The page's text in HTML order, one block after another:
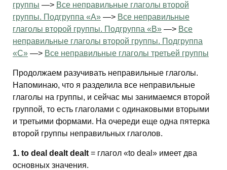
группы —> Все неправильные глаголы второй
группы. Подгруппа «А» —> Все неправильные
глаголы второй группы. Подгруппа «В» —> Все
неправильные глаголы второй группы. Подгруппа
«С» —> Все неправильные глаголы третьей группы
Продолжаем разучивать неправильные глаголы.
Напоминаю, что я разделила все неправильные
глаголы на группы, и сейчас мы занимаемся второй
группой, то есть глаголами с одинаковыми вторыми
и третьими формами. На очереди еще одна пятерка
второй группы неправильных глаголов.
1. to deal dealt dealt = глагол «to deal» имеет два
основных значения.